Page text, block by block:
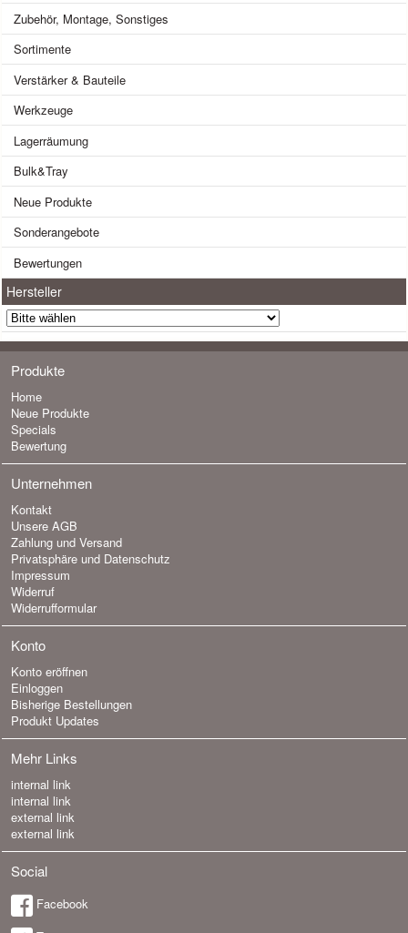
Zubehör, Montage, Sonstiges
Sortimente
Verstärker & Bauteile
Werkzeuge
Lagerräumung
Bulk&Tray
Neue Produkte
Sonderangebote
Bewertungen
Hersteller
Produkte
Home
Neue Produkte
Specials
Bewertung
Unternehmen
Kontakt
Unsere AGB
Zahlung und Versand
Privatsphäre und Datenschutz
Impressum
Widerruf
Widerrufformular
Konto
Konto eröffnen
Einloggen
Bisherige Bestellungen
Produkt Updates
Mehr Links
internal link
internal link
external link
external link
Social
Facebook